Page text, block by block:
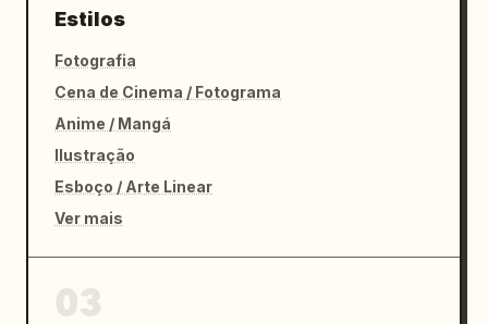
Estilos
Fotografia
Cena de Cinema / Fotograma
Anime / Mangá
Ilustração
Esboço / Arte Linear
Ver mais